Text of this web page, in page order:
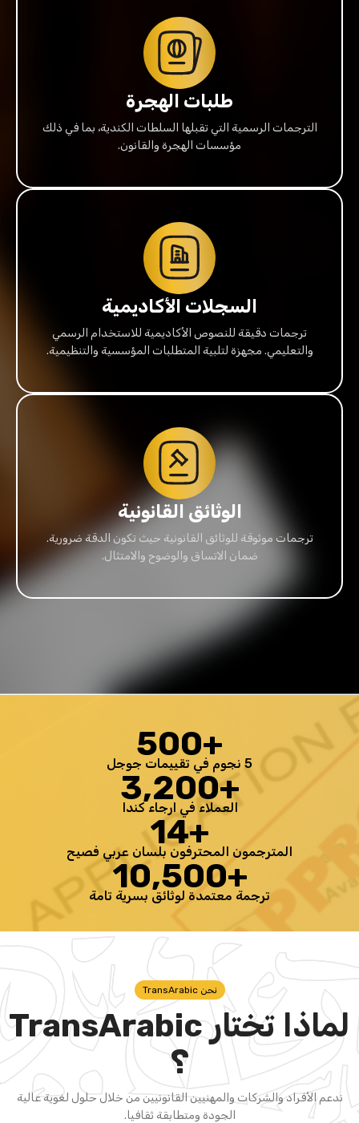
طلبات الهجرة
الترجمات الرسمية التي تقبلها السلطات الكندية، بما في ذلك
مؤسسات الهجرة والقانون.
السجلات الأكاديمية
ترجمات دقيقة للنصوص الأكاديمية للاستخدام الرسمي
والتعليمي. مجهزة لتلبية المتطلبات المؤسسية والتنظيمية.
الوثائق القانونية
ترجمات موثوقة للوثائق القانونية حيث تكون الدقة ضرورية.
ضمان الاتساق والوضوح والامتثال.
+
500 5 نجوم في تقييمات جوجل
+
3,200
العملاء في ارجاء كندا
+
14
المترجمون المحترفون بلسان عربي فصيح
+
10,500
ترجمة معتمدة لوثائق بسرية تامة
نحن TransArabic
لماذا تختار TransArabic
؟
ندعم الأفراد والشركات والمهنيين القانونيين من خلال حلول لغوية عالية
الجودة ومتطابقة ثقافيا.